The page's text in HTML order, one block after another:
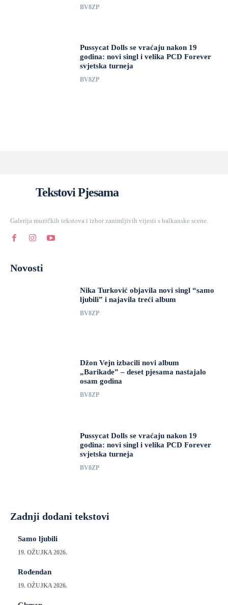
BV8ZP
Pussycat Dolls se vraćaju nakon 19
godina: novi singl i velika PCD Forever
svjetska turneja
BV8ZP
Tekstovi Pjesama
Galerija muzičkih tekstova i izbor zanimljivih vijesti s balkanske scene.
Novosti
Nika Turković objavila novi singl “samo
ljubili” i najavila treći album
BV8ZP
Džon Vejn izbacili novi album
„Barikade” – deset pjesama nastajalo
osam godina
BV8ZP
Pussycat Dolls se vraćaju nakon 19
godina: novi singl i velika PCD Forever
svjetska turneja
BV8ZP
Zadnji dodani tekstovi
Samo ljubili
19. OŽUJKA 2026.
Rođendan
19. OŽUJKA 2026.